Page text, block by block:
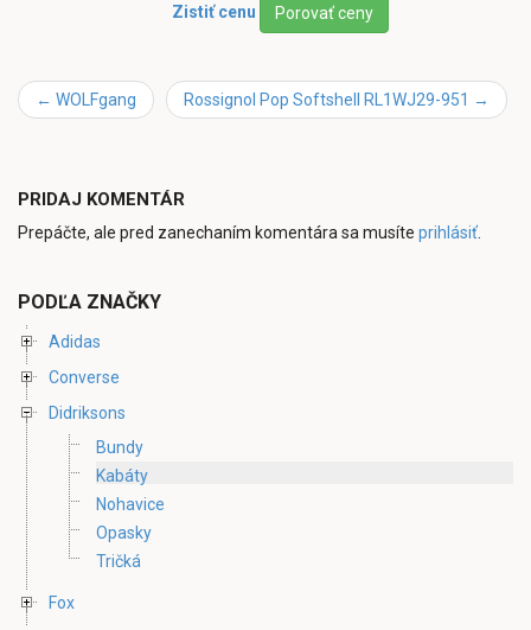
Zistiť cenu
Porovať ceny
← WOLFgang Rossignol Pop Softshell RL1WJ29-951 →
PRIDAJ KOMENTÁR
Prepáčte, ale pred zanechaním komentára sa musíte prihlásiť
PODĽA ZNAČKY
Adidas
Converse
Didriksons
Bundy
Kabáty
Nohavice
Opasky
Tričká
Fox